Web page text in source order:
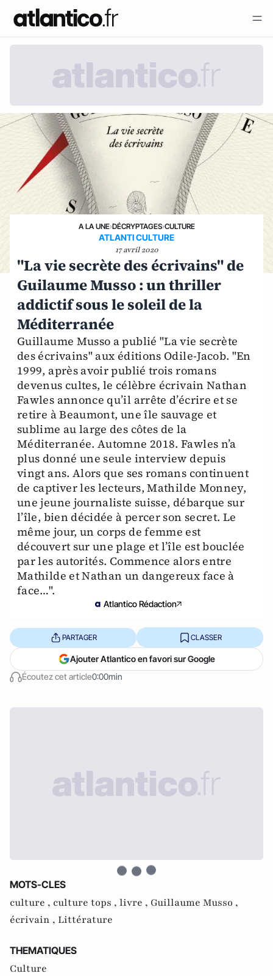
A LA UNE›DÉCRYPTAGES›CULTURE
ATLANTI CULTURE
17 avril 2020
"La vie secrète des écrivains" de
Guilaume Musso : un thriller
addictif sous le soleil de la
Méditerranée
Guillaume Musso a publié "La vie secrète
des écrivains" aux éditions Odile-Jacob. "En
1999, après avoir publié trois romans
devenus cultes, le célèbre écrivain Nathan
Fawles annonce qu’il arrête d’écrire et se
retire à Beaumont, une île sauvage et
sublime au large des côtes de la
Méditerranée. Automne 2018. Fawles n’a
plus donné une seule interview depuis
vingt ans. Alors que ses romans continuent
de captiver les lecteurs, Mathilde Monney,
une jeune journaliste suisse, débarque sur
l’île, bien décidée à percer son secret. Le
même jour, un corps de femme est
découvert sur une plage et l’île est bouclée
par les autorités. Commence alors entre
Mathilde et Nathan un dangereux face à
face…".
Atlantico Rédaction
Écoutez cet article0:00min
PARTAGER CLASSER
Ajouter Atlantico en favori sur Google
MOTS-CLES
culture , culture tops , livre , Guillaume Musso ,
écrivain , Littérature
THEMATIQUES
Culture